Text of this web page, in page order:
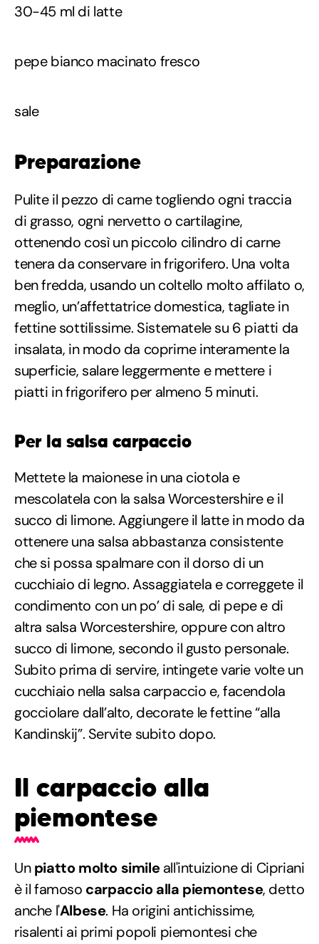
30-45 ml di latte
pepe bianco macinato fresco
sale
Preparazione
Pulite il pezzo di carne togliendo ogni traccia
di grasso, ogni nervetto o cartilagine,
ottenendo così un piccolo cilindro di carne
tenera da conservare in frigorifero. Una volta
ben fredda, usando un coltello molto affilato o,
meglio, un’affettatrice domestica, tagliate in
fettine sottilissime. Sistematele su 6 piatti da
insalata, in modo da coprirne interamente la
superficie, salare leggermente e mettere i
piatti in frigorifero per almeno 5 minuti.
Per la salsa carpaccio
Mettete la maionese in una ciotola e
mescolatela con la salsa Worcestershire e il
succo di limone. Aggiungere il latte in modo da
ottenere una salsa abbastanza consistente
che si possa spalmare con il dorso di un
cucchiaio di legno. Assaggiatela e correggete il
condimento con un po’ di sale, di pepe e di
altra salsa Worcestershire, oppure con altro
succo di limone, secondo il gusto personale.
Subito prima di servire, intingete varie volte un
cucchiaio nella salsa carpaccio e, facendola
gocciolare dall’alto, decorate le fettine “alla
Kandinskij”. Servite subito dopo.
Il carpaccio alla
piemontese
Unpiatto molto simileall'intuizione di Cipriani
è il famoso carpaccio alla piemontese, detto
anche l'Albese. Ha origini antichissime,
risalenti ai primi popoli piemontesi che